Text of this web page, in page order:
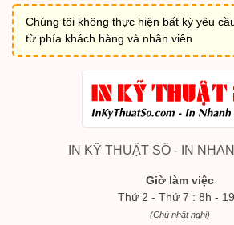
Chúng tôi không thực hiện bất kỳ yêu
từ phía khách hàng và nhân viên
IN KỸ THUẬT SỐ - IN
Giờ làm việc
Thứ 2 - Thứ 7 : 8h -
(Chủ nhật nghỉ)